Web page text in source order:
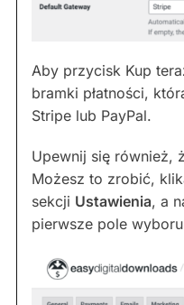
Aby przycisk Kup
bramki płatności,
Stripe lub PayPal.
Upewnij się również,
Możesz to zrobić,
sekcji Ustawienia, a
pierwsze pole